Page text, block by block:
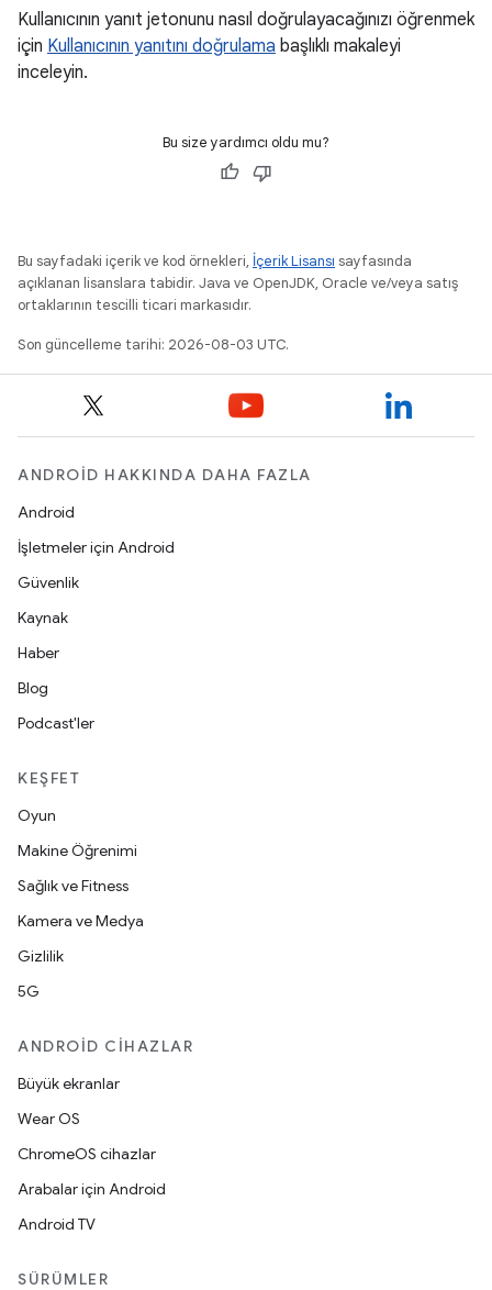
Kullanıcının yanıt jetonunu nasıl doğrulayacağınızı öğrenmek
için Kullanıcının yanıtını doğrulama başlıklı makaleyi
inceleyin.
Bu size yardımcı oldu mu?
Bu sayfadaki içerik ve kod örnekleri, İçerik Lisansı sayfasında
açıklanan lisanslara tabidir. Java ve OpenJDK, Oracle ve/veya satış
ortaklarının tescilli ticari markasıdır.
Son güncelleme tarihi: 2026-08-03 UTC.
ANDROID HAKKINDA DAHA FAZLA
Android
İşletmeler için Android
Güvenlik
Kaynak
Haber
Blog
Podcast'ler
KEŞFET
Oyun
Makine Öğrenimi
Sağlık ve Fitness
Kamera ve Medya
Gizlilik
5G
ANDROID CIHAZLAR
Büyük ekranlar
Wear OS
ChromeOS cihazlar
Arabalar için Android
Android TV
SÜRÜMLER